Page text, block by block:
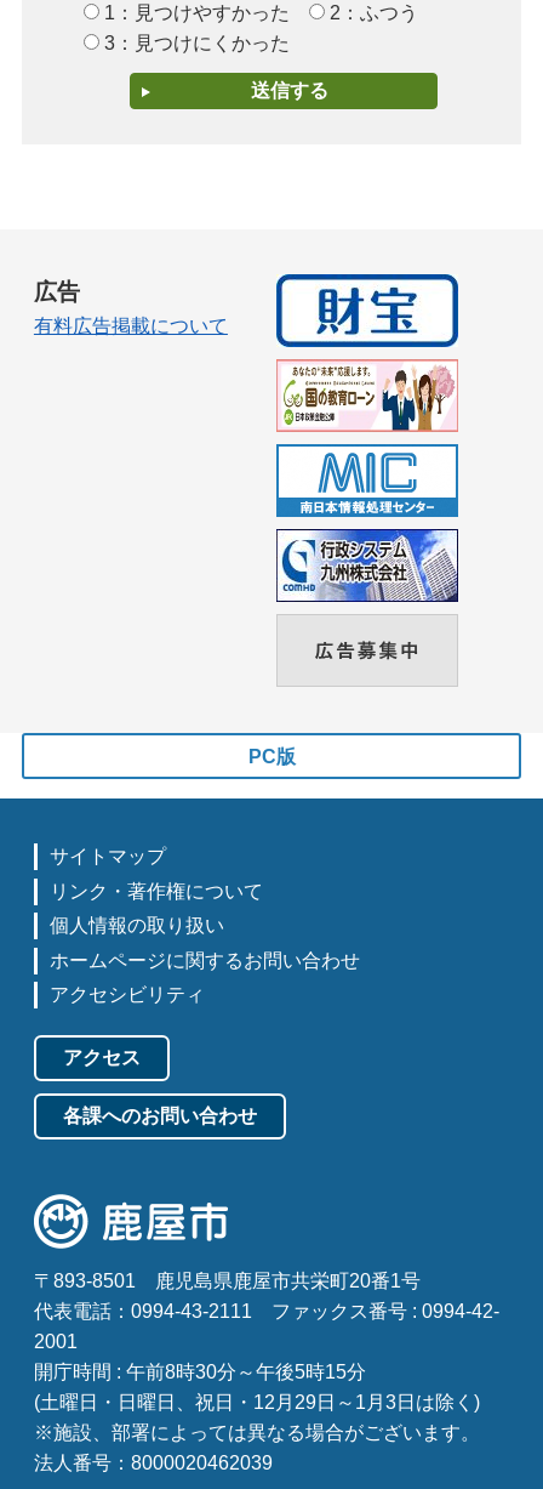
1：見つけやすかった
2：ふつう
3：見つけにくかった
広告
有料広告掲載について
PC版
サイトマップ
リンク・著作権について
個人情報の取り扱い
ホームページに関するお問い合わせ
アクセシビリティ
アクセス
各課へのお問い合わせ
〒893-8501
鹿児島県鹿屋市共栄町20番1号
代表電話：0994-43-2111
ファックス番号 : 0994-42-
2001
開庁時間 : 午前8時30分～午後5時15分
(土曜日・日曜日、祝日・12月29日～1月3日は除く)
※施設、部署によっては異なる場合がございます。
法人番号：8000020462039